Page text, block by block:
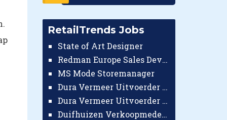
RetailTrends Jobs
State of Art Designer
Redman Europe Sales Developer (Europe)
MS Mode Storemanager
Dura Vermeer Uitvoerder GWW Amsterdam
Dura Vermeer Uitvoerder Civiel Nijmegen
Duifhuizen Verkoopmedewerker Ridderkerk